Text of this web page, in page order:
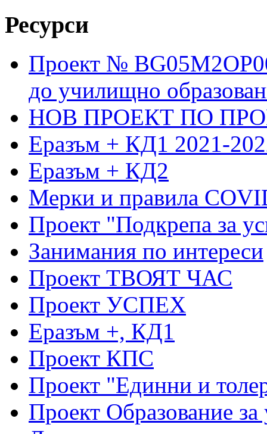
Ресурси
Проект №
до училищно
НОВ ПРОЕКТ ПО
Еразъм + КД1 2021-
Еразъм + КД2
Мерки и правила
Проект "Подкрепа за
Занимания по интереси
Проект ТВОЯТ ЧАС
Проект УСПЕХ
Еразъм +, КД1
Проект КПС
Проект "Единни и
Проект Образование